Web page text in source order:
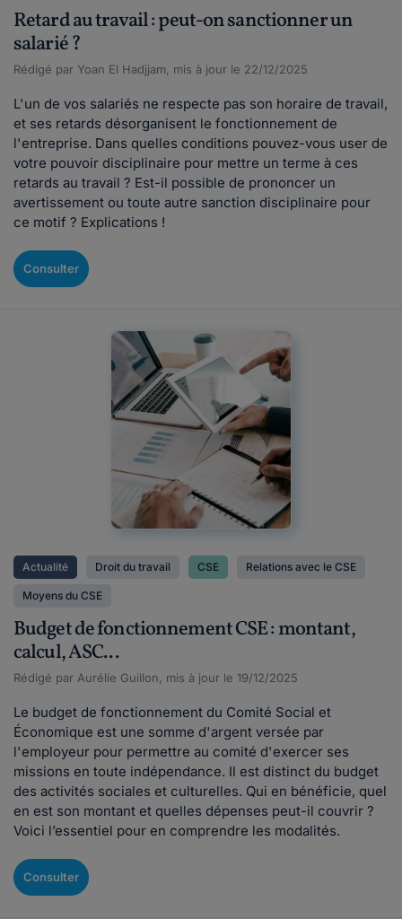
Retard au travail : peut-on sanctionner un
salarié ?
Rédigé par Yoan El Hadjjam, mis à jour le 22/12/2025
L'un de vos salariés ne respecte pas son horaire de travail,
et ses retards désorganisent le fonctionnement de
l'entreprise. Dans quelles conditions pouvez-vous user de
votre pouvoir disciplinaire pour mettre un terme à ces
retards au travail ? Est-il possible de prononcer un
avertissement ou toute autre sanction disciplinaire pour
ce motif ? Explications !
Consulter
Actualité Droit du travail CSE Relations avec le CSE
Moyens du CSE
Budget de fonctionnement CSE : montant,
calcul, ASC...
Rédigé par Aurélie Guillon, mis à jour le 19/12/2025
Le budget de fonctionnement du Comité Social et
Économique est une somme d'argent versée par
l'employeur pour permettre au comité d'exercer ses
missions en toute indépendance. Il est distinct du budget
des activités sociales et culturelles. Qui en bénéficie, quel
en est son montant et quelles dépenses peut-il couvrir ?
Voici l’essentiel pour en comprendre les modalités.
Consulter